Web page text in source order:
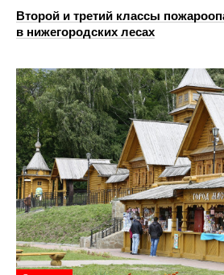
Второй и третий классы
в нижегородских лесах